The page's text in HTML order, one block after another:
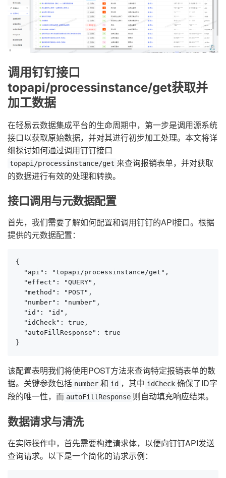
调用钉钉接口
topapi/processinstance/get获取并
加工数据
在轻易云数据集成平台的生命周期中，第一步是调用源系统
接口以获取原始数据，并对其进行初步加工处理。本文将详
细探讨如何通过调用钉钉接口
topapi/processinstance/get 来查询报销表单，并对获取
的数据进行有效的处理和转换。
接口调用与元数据配置
首先，我们需要了解如何配置和调用钉钉的API接口。根据
提供的元数据配置：
{
  "api": "topapi/processinstance/get",
  "effect": "QUERY",
  "method": "POST",
  "number": "number",
  "id": "id",
  "idCheck": true,
  "autoFillResponse": true
}
该配置表明我们将使用POST方法来查询特定报销表单的数
据。关键参数包括 number 和 id ，其中 idCheck 确保了ID字
段的唯一性，而 autoFillResponse 则自动填充响应结果。
数据请求与清洗
在实际操作中，首先需要构建请求体，以便向钉钉API发送
查询请求。以下是一个简化的请求示例：